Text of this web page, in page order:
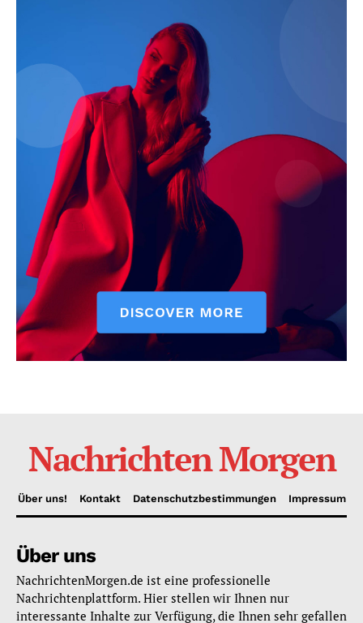
Nachrichten Morgen
Über uns! Kontakt Datenschutzbestimmungen Impressum
Über uns
NachrichtenMorgen.de ist eine professionelle
Nachrichtenplattform. Hier stellen wir Ihnen nur
interessante Inhalte zur Verfügung, die Ihnen sehr gefallen